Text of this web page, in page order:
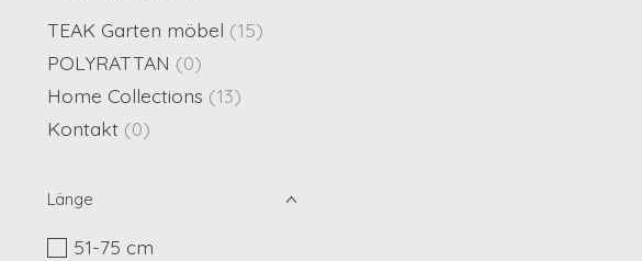
TEAK Garten möbel (15)
POLYRATTAN (0)
Home Collections (13)
Kontakt (0)
Länge
51-75 cm